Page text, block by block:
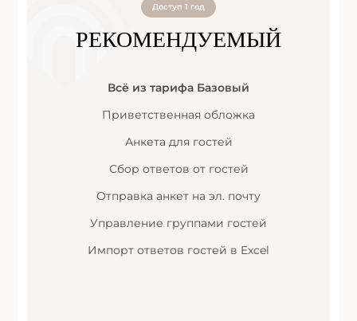
Доступ 1 год
РЕКОМЕНДУЕМЫЙ
Всё из тарифа Базовый
Приветственная обложка
Анкета для гостей
Сбор ответов от гостей
Отправка анкет на эл. почту
Управление группами гостей
Импорт ответов гостей в Excel